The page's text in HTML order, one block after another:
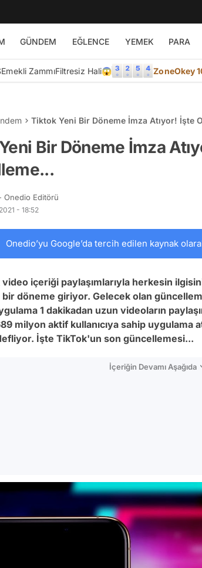
GÜNDEM EĞLENCE YEMEK PARA
Emekli ZammıFiltresiz Hali😱 ZoneOkey
Tiktok Yeni Bir Döneme İmza Atıyor! İşte
Bir Döneme İmza
Onedio Editörü
- 18:52
Onedio’yu Google’da tercih edilen kaynak
içeriği paylaşımlarıyla herkesin
döneme giriyor. Gelecek olan
1 dakikadan uzun videoların
milyon aktif kullanıcıya sahip uygulama
İşte TikTok'un son güncellemesi...
İçeriğin Devamı Aşağıda